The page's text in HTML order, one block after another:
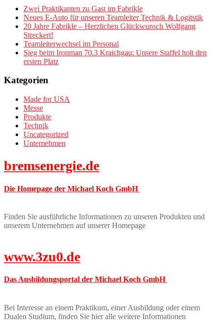
Zwei Praktikanten zu Gast im Fabrikle
Neues E-Auto für unseren Teamleiter Technik & Logitstik
20 Jahre Fabrikle – Herzlichen Glückwunsch Wolfgang
Streckert!
Teamleiterwechsel im Personal
Sieg beim Ironman 70.3 Kraichgau: Unsere Staffel holt den
ersten Platz
Kategorien
Made for USA
Messe
Produkte
Technik
Uncategorized
Unternehmen
bremsenergie.de
Die Homepage der Michael Koch GmbH
Finden Sie ausführliche Informationen zu unseren Produkten und
unserem Unternehmen auf unserer Homepage
www.3zu0.de
Das Ausbildungsportal der Michael Koch GmbH
Bei Interesse an einem Praktikum, einer Ausbildung oder einem
Dualen Studium, finden Sie hier alle weitere Informationen